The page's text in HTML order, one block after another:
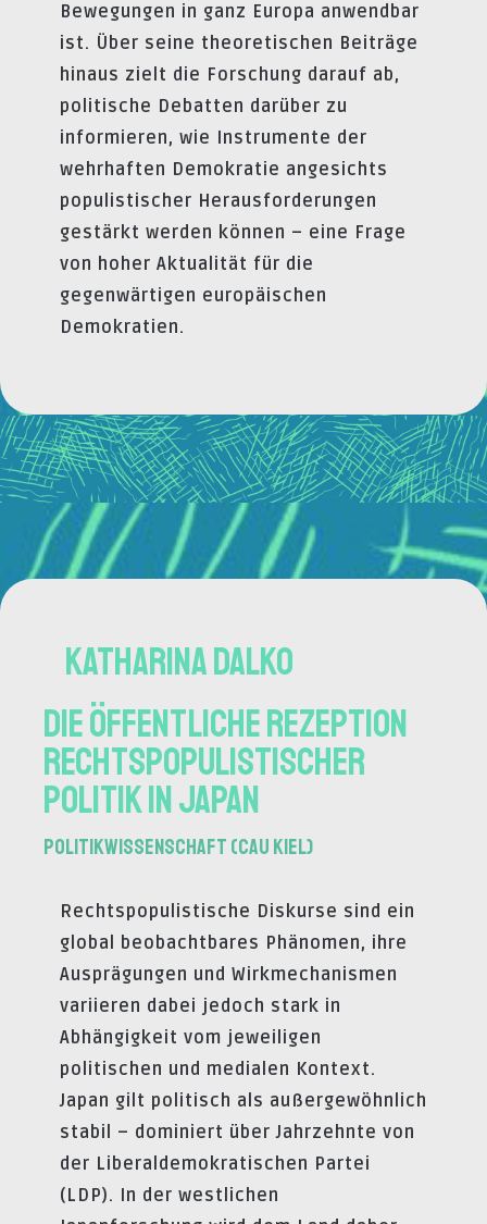
Bewegungen in ganz Europa anwendbar
ist. Über seine theoretischen Beiträge
hinaus zielt die Forschung darauf ab,
politische Debatten darüber zu
informieren, wie Instrumente der
wehrhaften Demokratie angesichts
populistischer Herausforderungen
gestärkt werden können – eine Frage
von hoher Aktualität für die
gegenwärtigen europäischen
Demokratien.
Katharina Dalko
Die öffentliche Rezeption
rechtspopulistischer
Politik in Japan
Politikwissenschaft (CAU Kiel)
Rechtspopulistische Diskurse sind ein
global beobachtbares Phänomen, ihre
Ausprägungen und Wirkmechanismen
variieren dabei jedoch stark in
Abhängigkeit vom jeweiligen
politischen und medialen Kontext.
Japan gilt politisch als außergewöhnlich
stabil – dominiert über Jahrzehnte von
der Liberaldemokratischen Partei
(LDP). In der westlichen